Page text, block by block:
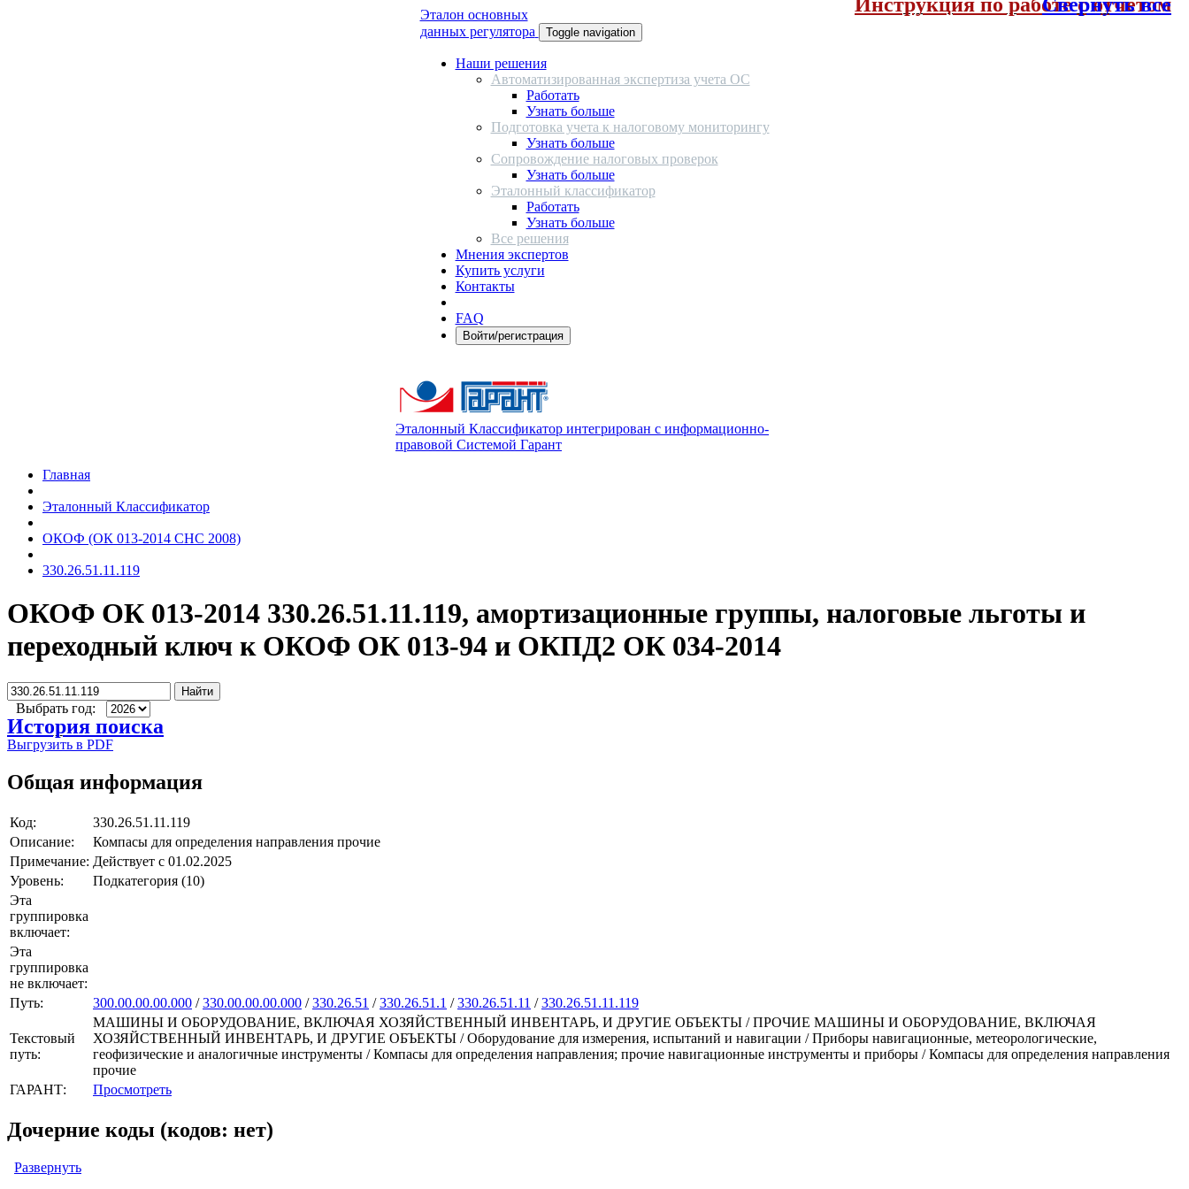
Эталон основных
данных регулятора
Toggle navigation
Наши решения
Автоматизированная экспертиза учета ОС
Работать
Узнать больше
Подготовка учета к налоговому мониторингу
Узнать больше
Сопровождение налоговых проверок
Узнать больше
Эталонный классификатор
Работать
Узнать больше
Все решения
Мнения экспертов
Купить услуги
Контакты
FAQ
Войти/регистрация
Эталонный Классификатор интегрирован с информационно-
правовой Системой Гарант
Главная
Эталонный Классификатор
ОКОФ (ОК 013-2014 СНС 2008)
330.26.51.11.119
ОКОФ ОК 013-2014 330.26.51.11.119, амортизационные группы, налоговые льготы и
переходный ключ к ОКОФ ОК 013-94 и ОКПД2 ОК 034-2014
Найти
Выбрать год:
История поиска
Выгрузить в PDF
Общая информация
Код:
330.26.51.11.119
Описание:
Компасы для определения направления прочие
Примечание: Действует с 01.02.2025
Уровень:
Подкатегория (10)
Эта
группировка
включает:
Эта
группировка
не включает:
Путь:
300.00.00.00.000 /330.00.00.00.000 /330.26.51 /330.26.51.1 /330.26.51.11 /330.26.51.11.119
Текстовый
путь:
МАШИНЫ И ОБОРУДОВАНИЕ, ВКЛЮЧАЯ ХОЗЯЙСТВЕННЫЙ ИНВЕНТАРЬ, И ДРУГИЕ ОБЪЕКТЫ / ПРОЧИЕ МАШИНЫ И ОБОРУДОВАНИЕ, ВКЛЮЧАЯ
ХОЗЯЙСТВЕННЫЙ ИНВЕНТАРЬ, И ДРУГИЕ ОБЪЕКТЫ / Оборудование для измерения, испытаний и навигации / Приборы навигационные, метеорологические,
геофизические и аналогичные инструменты / Компасы для определения направления; прочие навигационные инструменты и приборы / Компасы для определения направления
прочие
ГАРАНТ:
Просмотреть
Дочерние коды (кодов: нет)
Развернуть